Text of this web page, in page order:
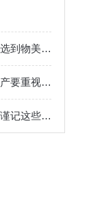
工业用防爆冷水机如何挑选到物美价廉品牌?
工业控温制冷加热设备生产要重视功能和质量
在操作风冷式冷水机时要谨记这些事项